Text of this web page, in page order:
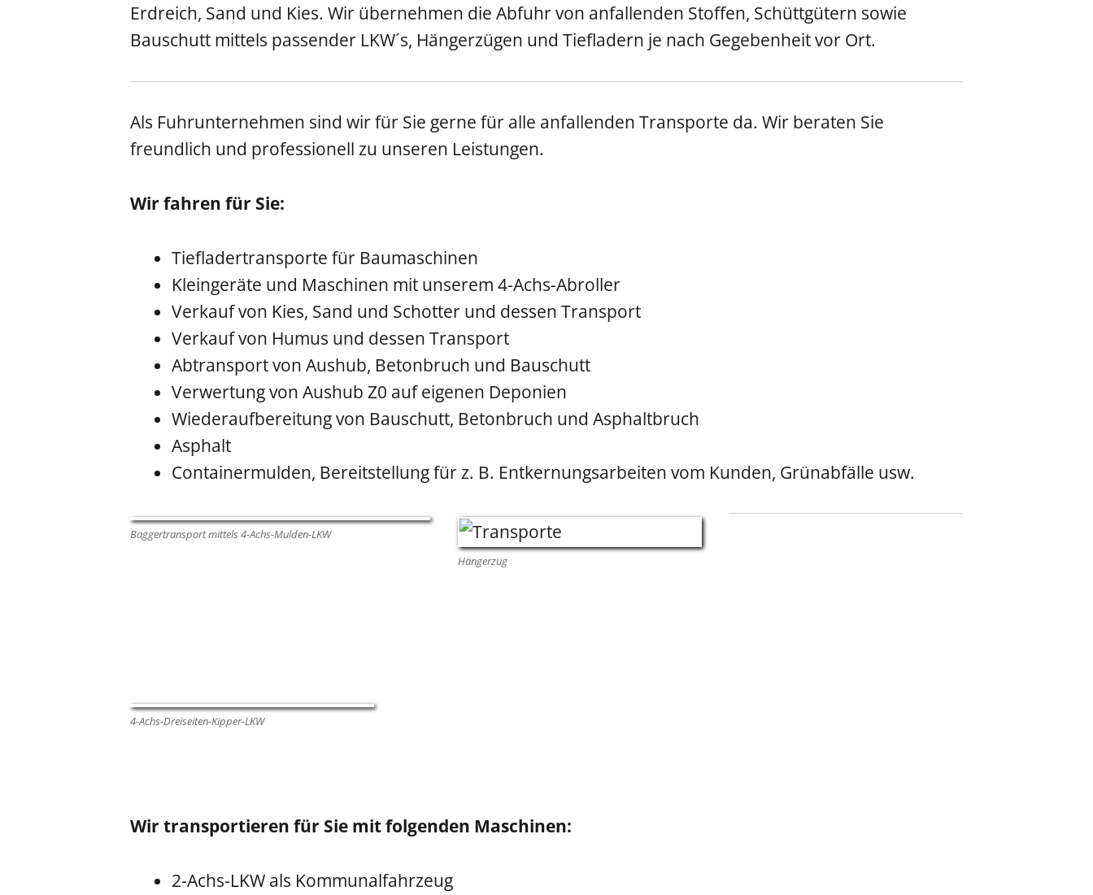
Erdreich, Sand und Kies. Wir übernehmen die Abfuhr von anfallenden Stoffen, Schüttgütern sowie
Bauschutt mittels passender LKW´s, Hängerzügen und Tiefladern je nach Gegebenheit vor Ort.
Als Fuhrunternehmen sind wir für Sie gerne für alle anfallenden Transporte da. Wir beraten Sie
freundlich und professionell zu unseren Leistungen.
Wir fahren für Sie:
Tiefladertransporte für Baumaschinen
Kleingeräte und Maschinen mit unserem 4-Achs-Abroller
Verkauf von Kies, Sand und Schotter und dessen Transport
Verkauf von Humus und dessen Transport
Abtransport von Aushub, Betonbruch und Bauschutt
Verwertung von Aushub Z0 auf eigenen Deponien
Wiederaufbereitung von Bauschutt, Betonbruch und Asphaltbruch
Asphalt
Containermulden, Bereitstellung für z. B. Entkernungsarbeiten vom Kunden, Grünabfälle usw.
Baggertransport mittels 4-Achs-Mulden-LKW
Hängerzug
4-Achs-Dreiseiten-Kipper-LKW
Wir transportieren für Sie mit folgenden Maschinen:
2-Achs-LKW als Kommunalfahrzeug